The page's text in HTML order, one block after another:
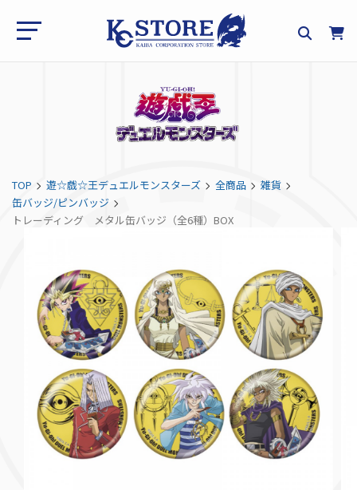
TOP 遊☆戯☆王デュエルモンスターズ 全商品
雑貨
缶バッジ/ピンバッジ
トレーディング メタル缶バッジ（全6種）BOX